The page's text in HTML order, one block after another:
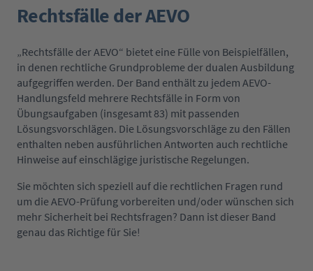
Rechtsfälle der AEVO
„Rechtsfälle der AEVO“ bietet eine Fülle von Beispielfällen,
in denen rechtliche Grundprobleme der dualen Ausbildung
aufgegriffen werden. Der Band enthält zu jedem AEVO-
Handlungsfeld mehrere Rechtsfälle in Form von
Übungsaufgaben (insgesamt 83) mit passenden
Lösungsvorschlägen. Die Lösungsvorschläge zu den Fällen
enthalten neben ausführlichen Antworten auch rechtliche
Hinweise auf einschlägige juristische Regelungen.
Sie möchten sich speziell auf die rechtlichen Fragen rund
um die AEVO-Prüfung vorbereiten und/oder wünschen sich
mehr Sicherheit bei Rechtsfragen? Dann ist dieser Band
genau das Richtige für Sie!